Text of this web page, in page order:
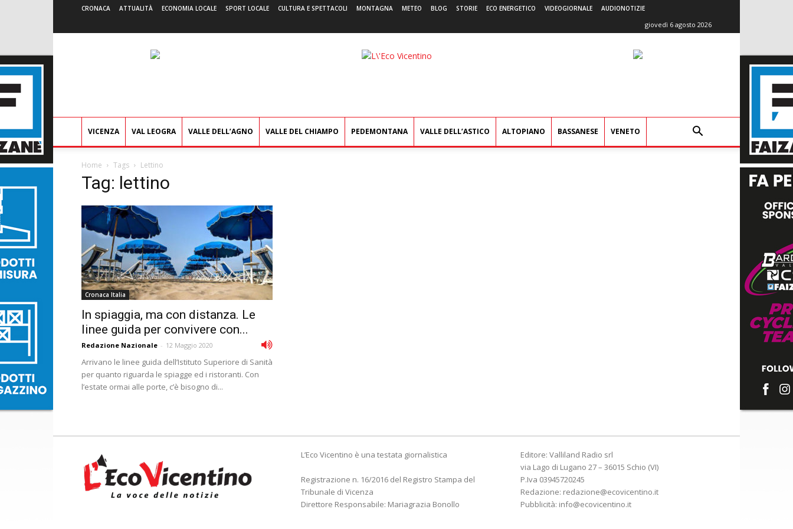
CRONACA ATTUALITÀ ECONOMIA LOCALE SPORT LOCALE CULTURA E SPETTACOLI MONTAGNA METEO BLOG STORIE ECO ENERGETICO VIDEOGIORNALE AUDIONOTIZIE
giovedì 6 agosto 2026
L'Eco
VICENZA VAL LEOGRA VALLE DELL’AGNO VALLE DEL CHIAMPO PEDEMONTANA VALLE DELL’ASTICO ALTOPIANO BASSANESE VENETO
Home Tags Lettino
Tag: lettino
Cronaca Italia
In spiaggia, ma con distanza. Le
linee guida per convivere con...
Redazione Nazionale - 12 Maggio 2020
Arrivano le linee guida dell’Istituto Superiore di Sanità
per quanto riguarda le spiagge ed i ristoranti. Con
l’estate ormai alle porte, c’è bisogno di...
L’Eco Vicentino è una testata giornalistica
Registrazione n. 16/2016 del Registro Stampa del
Tribunale di Vicenza
Direttore Responsabile: Mariagrazia Bonollo
Editore: Valliland Radio srl
via Lago di Lugano 27 – 36015 Schio (VI)
P.Iva 03945720245
Redazione: redazione@ecovicentino.it
Pubblicità: info@ecovicentino.it